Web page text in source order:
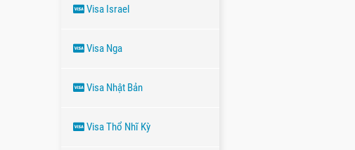
Visa Israel
Visa Nga
Visa Nhật Bản
Visa Thổ Nhĩ Kỳ